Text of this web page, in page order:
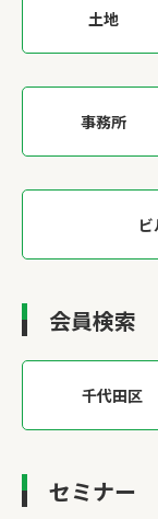
土地
事務所
会員検索
千代田区
セミナー